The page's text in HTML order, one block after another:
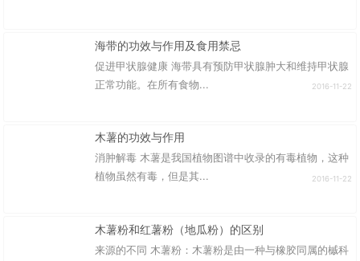
海带的功效与作用及食用禁忌
促进甲状腺健康 海带具有预防甲状腺肿大和维持甲状腺
正常功能。在所有食物...
2016-11-22
木薯的功效与作用
消肿解毒 木薯是我国植物图谱中收录的有毒植物，这种
植物虽然有毒，但是其...
2016-11-22
木薯粉和红薯粉（地瓜粉）的区别
来源的不同 木薯粉：木薯粉是由一种与橡胶同属的槭科